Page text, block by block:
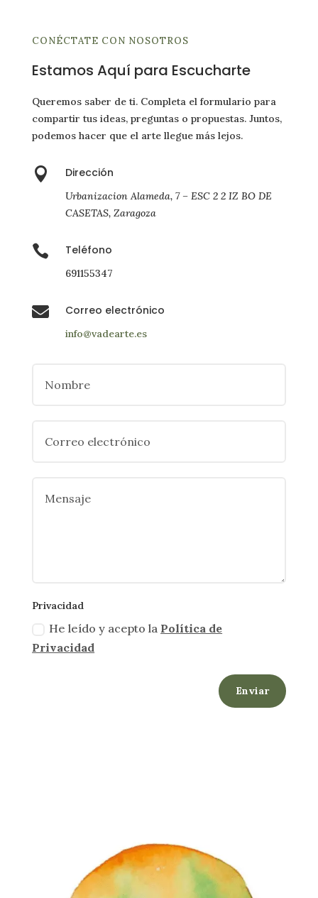
CONÉCTATE CON NOSOTROS
Estamos Aquí para Escucharte
Queremos saber de ti. Completa el formulario para
compartir tus ideas, preguntas o propuestas. Juntos,
podemos hacer que el arte llegue más lejos.
 Dirección
Urbanizacion Alameda, 7 – ESC 2 2 IZ BO DE
CASETAS, Zaragoza
 Teléfono
691155347
 Correo electrónico
info@vadearte.es
Privacidad
He leído y acepto la Política de
Privacidad
Enviar